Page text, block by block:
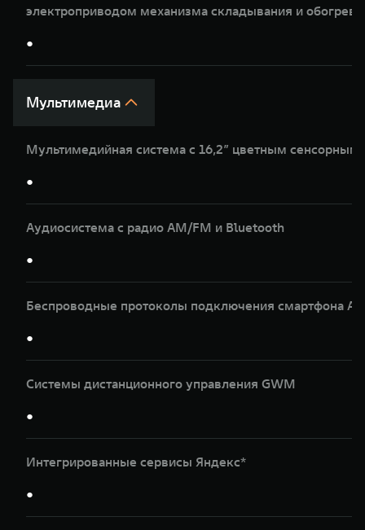
электроприводом механизма складывания и
●
Мультимедиа
Мультимедийная система с 16,2” цветным сенсорным
●
Аудиосистема с радио AM/FM и Bluetooth
●
Беспроводные протоколы подключения смартфона
●
Системы дистанционного управления GWM
●
Интегрированные сервисы Яндекс*
●